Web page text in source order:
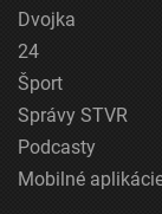
Dvojka
24
Šport
Správy STVR
Podcasty
Mobilné